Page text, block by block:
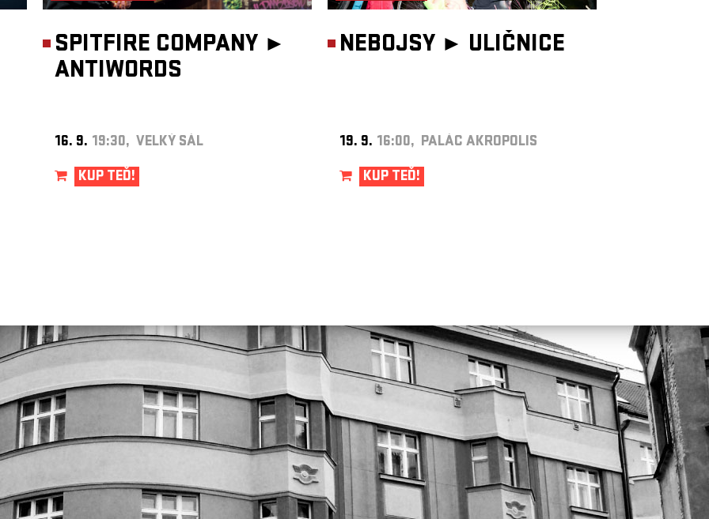
SPITFIRE COMPANY ►
ANTIWORDS
16. 9. 19:30, VELKÝ SÁL
KUP TEĎ!
NEBOJSY ► ULIČNICE
19. 9. 16:00, PALÁC AKROPOLIS
KUP TEĎ!